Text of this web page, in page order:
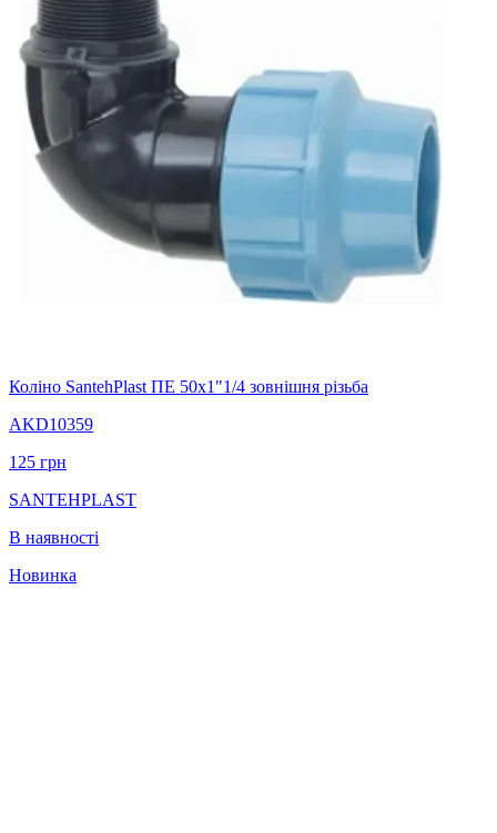
Коліно SantehPlast ПЕ 50x1"1/4 зовнішня різьба
AKD10359
125 грн
SANTEHPLAST
В наявності
Новинка